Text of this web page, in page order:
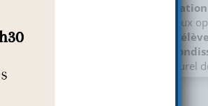
discrimination
scolaires de deux garçons de milieux
un groupe d’élèves, parents
du collège Charles Peguy, 19e
du CSBV le centre socioculturel